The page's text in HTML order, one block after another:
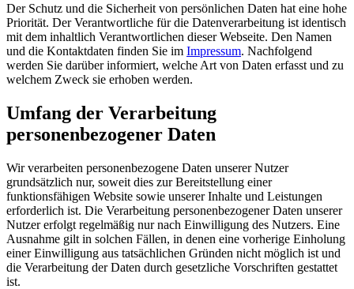
Der Schutz und die Sicherheit von persönlichen Daten hat eine hohe
Priorität. Der Verantwortliche für die Datenverarbeitung ist identisch
mit dem inhaltlich Verantwortlichen dieser Webseite. Den Namen
und die Kontaktdaten finden Sie im Impressum. Nachfolgend
werden Sie darüber informiert, welche Art von Daten erfasst und zu
welchem Zweck sie erhoben werden.
Umfang der Verarbeitung
personenbezogener Daten
Wir verarbeiten personenbezogene Daten unserer Nutzer
grundsätzlich nur, soweit dies zur Bereitstellung einer
funktionsfähigen Website sowie unserer Inhalte und Leistungen
erforderlich ist. Die Verarbeitung personenbezogener Daten unserer
Nutzer erfolgt regelmäßig nur nach Einwilligung des Nutzers. Eine
Ausnahme gilt in solchen Fällen, in denen eine vorherige Einholung
einer Einwilligung aus tatsächlichen Gründen nicht möglich ist und
die Verarbeitung der Daten durch gesetzliche Vorschriften gestattet
ist.